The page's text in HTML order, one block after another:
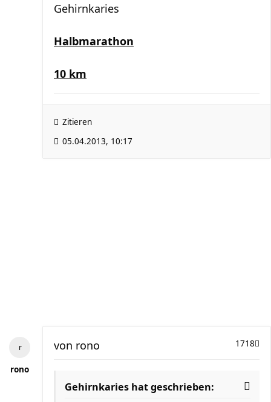
Gehirnkaries
Halbmarathon
10 km
Zitieren
05.04.2013, 10:17
rono
1718
von rono
Gehirnkaries hat geschrieben: